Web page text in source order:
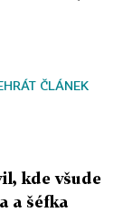
ČLÁNEK
kde všude
a šéfka